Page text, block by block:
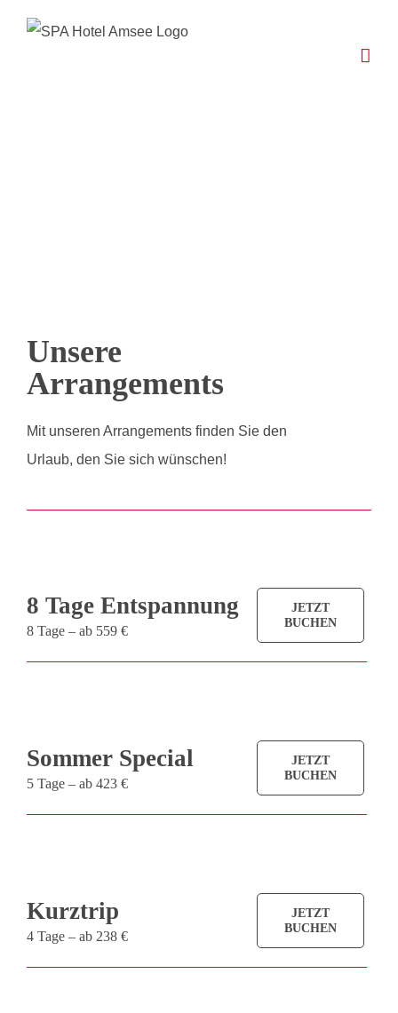
Unsere
Arrangements
Mit unseren Arrangements finden Sie den
Urlaub, den Sie sich wünschen!
8 Tage Entspannung
8 Tage – ab 559 €
JETZT
BUCHEN
Sommer Special
5 Tage – ab 423 €
JETZT
BUCHEN
Kurztrip
4 Tage – ab 238 €
JETZT
BUCHEN